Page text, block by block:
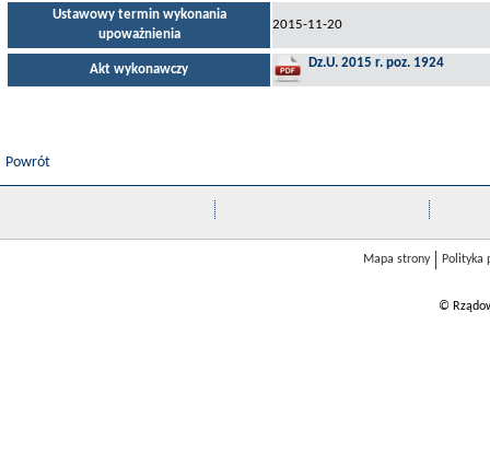
Ustawowy termin wykonania
upoważnienia
2015-11-20
Akt wykonawczy Dz.U. 2015 r. poz. 1924
Powrót
Mapa strony Polityka
©